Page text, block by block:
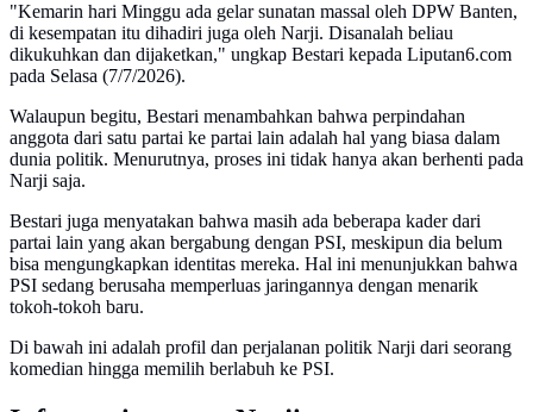
"Kemarin hari Minggu ada gelar sunatan massal oleh DPW Banten,
di kesempatan itu dihadiri juga oleh Narji. Disanalah beliau
dikukuhkan dan dijaketkan," ungkap Bestari kepada Liputan6.com
pada Selasa (7/7/2026).
Walaupun begitu, Bestari menambahkan bahwa perpindahan
anggota dari satu partai ke partai lain adalah hal yang biasa dalam
dunia politik. Menurutnya, proses ini tidak hanya akan berhenti pada
Narji saja.
Bestari juga menyatakan bahwa masih ada beberapa kader dari
partai lain yang akan bergabung dengan PSI, meskipun dia belum
bisa mengungkapkan identitas mereka. Hal ini menunjukkan bahwa
PSI sedang berusaha memperluas jaringannya dengan menarik
tokoh-tokoh baru.
Di bawah ini adalah profil dan perjalanan politik Narji dari seorang
komedian hingga memilih berlabuh ke PSI.